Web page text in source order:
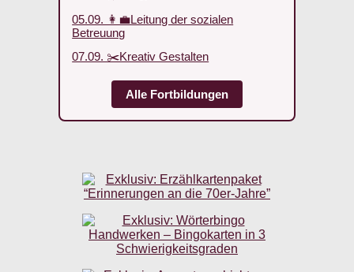
05.09. 👩‍💼Leitung der sozialen
Betreuung
07.09. ✂️Kreativ Gestalten
Alle Fortbildungen